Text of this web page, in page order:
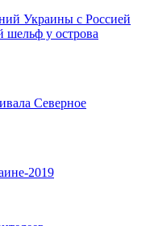
Украины с Россией
у острова
Северное
2019